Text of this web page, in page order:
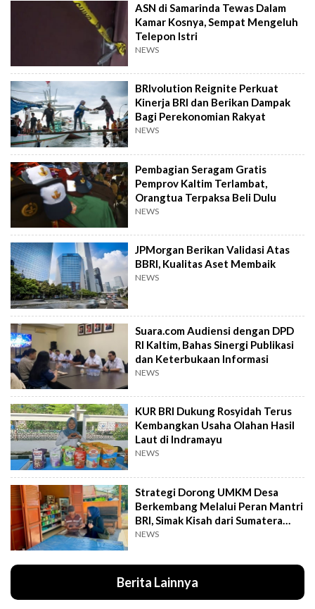
ASN di Samarinda Tewas Dalam
Kamar Kosnya, Sempat Mengeluh
Telepon Istri
NEWS
BRIvolution Reignite Perkuat
Kinerja BRI dan Berikan Dampak
Bagi Perekonomian Rakyat
NEWS
Pembagian Seragam Gratis
Pemprov Kaltim Terlambat,
Orangtua Terpaksa Beli Dulu
NEWS
JPMorgan Berikan Validasi Atas
BBRI, Kualitas Aset Membaik
NEWS
Suara.com Audiensi dengan DPD
RI Kaltim, Bahas Sinergi Publikasi
dan Keterbukaan Informasi
NEWS
KUR BRI Dukung Rosyidah Terus
Kembangkan Usaha Olahan Hasil
Laut di Indramayu
NEWS
Strategi Dorong UMKM Desa
Berkembang Melalui Peran Mantri
BRI, Simak Kisah dari Sumatera
Utara Ini
NEWS
Berita Lainnya